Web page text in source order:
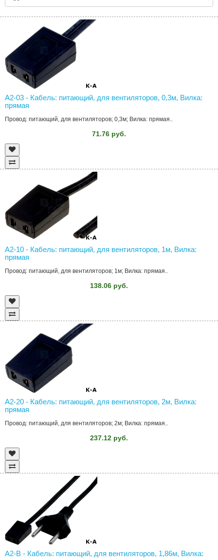
A2-03 - Кабель: питающий, для вентиляторов, 0,3м, Вилка:
прямая
Провод: питающий, для вентиляторов; 0,3м; Вилка: прямая..
71.76 руб.
A2-10 - Кабель: питающий, для вентиляторов, 1м, Вилка:
прямая
Провод: питающий, для вентиляторов; 1м; Вилка: прямая..
138.06 руб.
A2-20 - Кабель: питающий, для вентиляторов, 2м, Вилка:
прямая
Провод: питающий, для вентиляторов; 2м; Вилка: прямая..
237.12 руб.
A2-B - Кабель: питающий, для вентиляторов, 1,86м, Вилка: